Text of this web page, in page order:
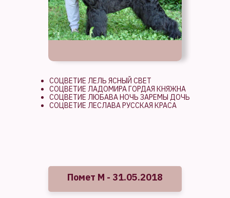
СОЦВЕТИЕ ЛЕЛЬ ЯСНЫЙ СВЕТ
СОЦВЕТИЕ ЛАДОМИРА ГОРДАЯ КНЯЖНА
СОЦВЕТИЕ ЛЮБАВА НОЧЬ ЗАРЕМЫ ДОЧЬ
СОЦВЕТИЕ ЛЕСЛАВА РУССКАЯ КРАСА
Помет М - 31.05.2018